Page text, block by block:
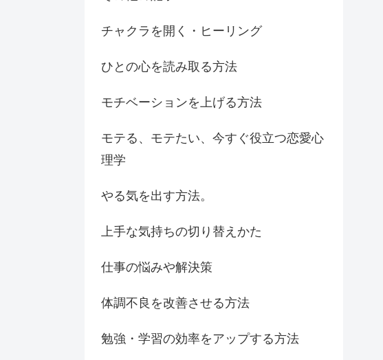
チャクラを開く・ヒーリング
ひとの心を読み取る方法
モチベーションを上げる方法
モテる、モテたい、今すぐ役立つ恋愛心
理学
やる気を出す方法。
上手な気持ちの切り替えかた
仕事の悩みや解決策
体調不良を改善させる方法
勉強・学習の効率をアップする方法